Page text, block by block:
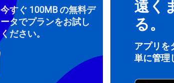
How do I get my eSim?
To get your eSIM, start by
今すぐ 100MB の無料デ
ータでプランをお試し
ください。
遠く
る。
アプリを
単に管理
ログイ
アカウントにログインするか